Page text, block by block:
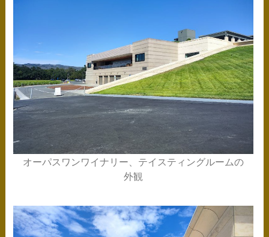
オーパスワンワイナリー、テイスティングルームの
外観